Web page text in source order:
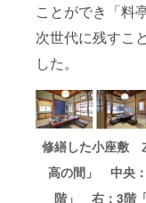
ことができ「料
次世代に残すこ
した。
修繕した小座敷
高の間」 中央
階」 右：3階「